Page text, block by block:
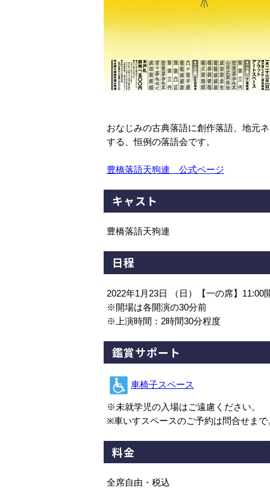
おなじみの古典落語に創作落語、地元
する、恒例の落語会です。
豊橋落語天狗連 公式ページ
キャスト
豊橋落語天狗連
日程
2022年1月23日 （日）【一の席】11:00
※開場は各開演の30分前
※上演時間：2時間30分程度
鑑賞サポート
車椅子スペース
※未就学児の入場はご遠慮ください。
※車いすスペースのご予約は問合せまで
料金
全席自由・税込